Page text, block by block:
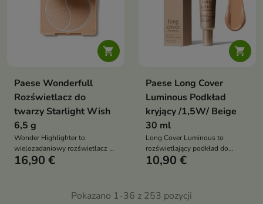

Paese Wonderfull
Rozświetlacz do
twarzy Starlight Wish
6,5 g
Wonder Highlighter to
wielozadaniowy rozświetlacz o
aksamitnej konsystencji, który
do aplikacji na sucho i mokro
16,90 €

Paese Long Cover
Luminous Podkład
kryjący /1,5W/ Beige
30 ml
Long Cover Luminous to
rozświetlający podkład do
twarzy o średnim do pełnego
zapewnia naturalne, świetliste
wykończenie bez efektu maski
10,90 €
Pokazano 1-36 z 253 pozycji